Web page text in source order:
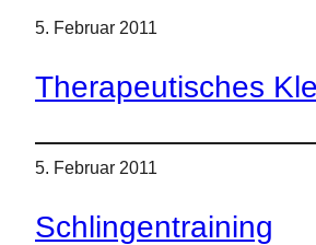
5. Februar 2011
Therapeutisches
5. Februar 2011
Schlingentraining